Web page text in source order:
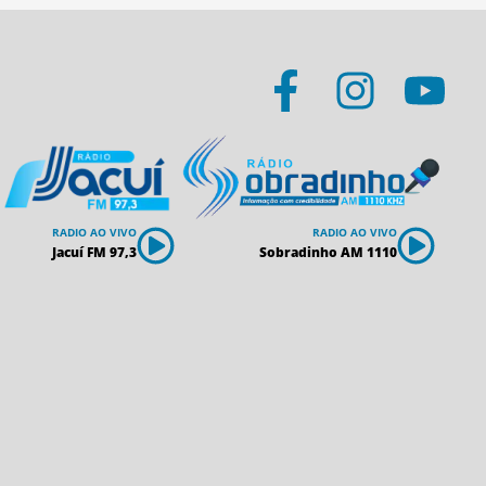
RADIO AO VIVO
Jacuí FM 97,3
RADIO AO VIVO
Sobradinho AM 1110